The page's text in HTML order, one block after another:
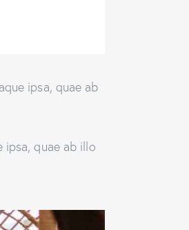
ipsa, quae ab
quae ab illo